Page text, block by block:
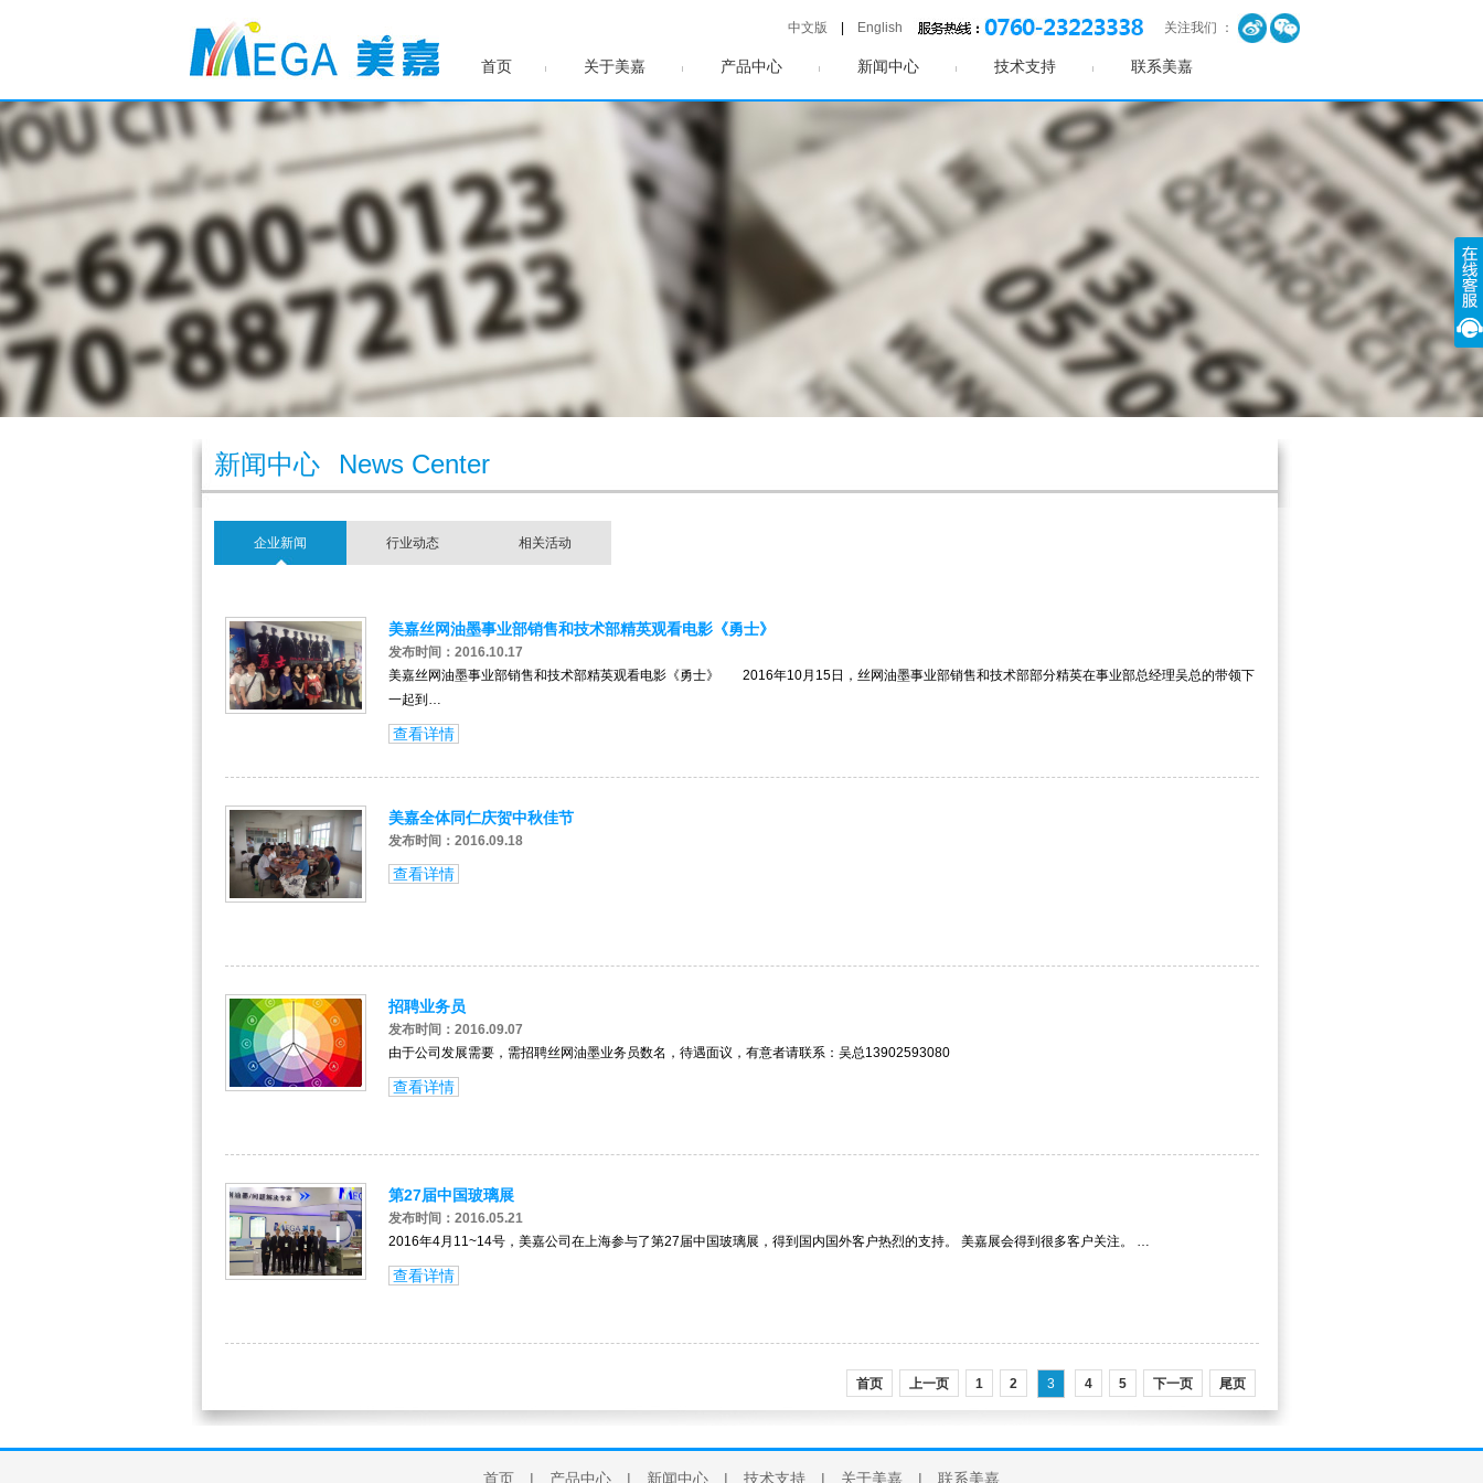
中文版 English 关注我们 ：
首页 关于美嘉 产品中心 新闻中心 技术支持 联系美嘉
新闻中心 News Center
企业新闻 行业动态 相关活动
美嘉丝网油墨事业部销售和技术部精英观看电影《勇士》
发布时间：2016.10.17
美嘉丝网油墨事业部销售和技术部精英观看电影《勇士》 2016年10月15日，丝网油墨事业部销售和技术部部分精英在事业部总经理吴总的带领下
一起到…
查看详情
美嘉全体同仁庆贺中秋佳节
发布时间：2016.09.18
查看详情
招聘业务员
发布时间：2016.09.07
由于公司发展需要，需招聘丝网油墨业务员数名，待遇面议，有意者请联系：吴总13902593080
查看详情
第27届中国玻璃展
发布时间：2016.05.21
2016年4月11~14号，美嘉公司在上海参与了第27届中国玻璃展，得到国内国外客户热烈的支持。 美嘉展会得到很多客户关注。 …
查看详情
首页 上一页 1 2 3 4 5 下一页 尾页
首页 | 产品中心 | 新闻中心 | 技术支持 | 关于美嘉 | 联系美嘉